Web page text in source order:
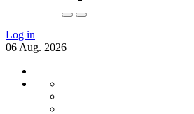
Log in
06 Aug. 2026